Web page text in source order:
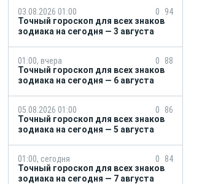
белгородской
фирмы увел у
налоговиков 5 млн
рублей
кредитов
наличными в
вырос на 64%
03.08.2026 01:00 0
94
Точный гороскоп для всех знаков
зодиака на сегодня — 3 августа
01:00, вчера 0
88
Точный гороскоп для всех знаков
зодиака на сегодня — 6 августа
05.08.2026 01:00 0
86
Точный гороскоп для всех знаков
зодиака на сегодня — 5 августа
01:00, сегодня 0
84
Точный гороскоп для всех знаков
зодиака на сегодня — 7 августа